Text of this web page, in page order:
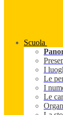
Scuola
I
Le
I
Le